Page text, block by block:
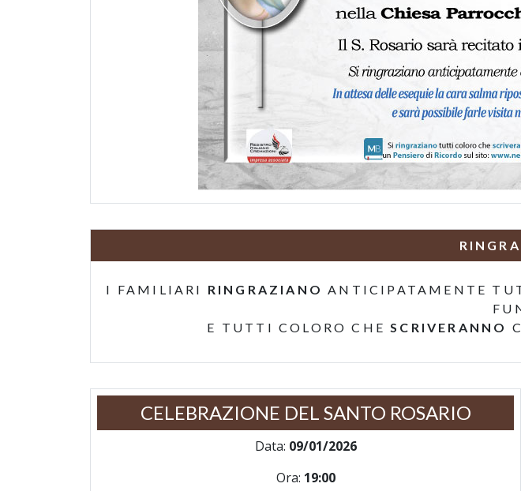
I FAMILIARI RINGRAZIANO ANTICIPATAMENTE
E TUTTI COLORO CHESCRIVERANNO
CELEBRAZIONE DEL SANTO ROSARIO
Data: 09/01/2026
Ora: 19:00